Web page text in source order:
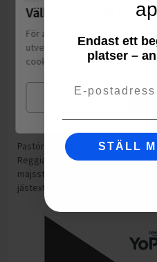
varav sockerarter
Fett
varav mättat fett
Motsvarande salt
Pastöriserad GRÄDDE, vatten,
Reggiano) 2,9%, citronjuice,
majsstärkelse, vitlök,
jästextrakt, svartpeppar,
Välkommen till
För att leverera en personlig
utveckling och ha sociala
cookies.
Läs mer
Mina val
Endast ett
platser –
STÄLL